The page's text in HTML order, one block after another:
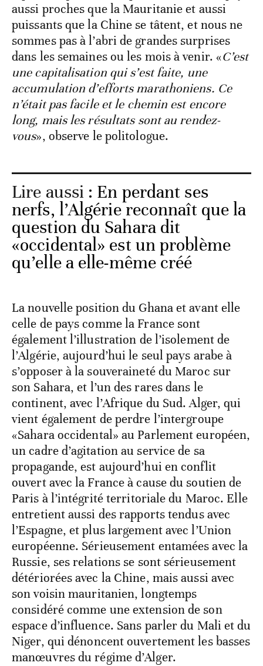
aussi proches que la Mauritanie et aussi
puissants que la Chine se tâtent, et nous ne
sommes pas à l’abri de grandes surprises
dans les semaines ou les mois à venir. «C’est
une capitalisation qui s’est faite, une
accumulation d’efforts marathoniens. Ce
n’était pas facile et le chemin est encore
long, mais les résultats sont au rendez-
vous», observe le politologue.
Lire aussi : En perdant ses
nerfs, l’Algérie reconnaît que la
question du Sahara dit
«occidental» est un problème
qu’elle a elle-même créé
La nouvelle position du Ghana et avant elle
celle de pays comme la France sont
également l’illustration de l’isolement de
l’Algérie, aujourd’hui le seul pays arabe à
s’opposer à la souveraineté du Maroc sur
son Sahara, et l’un des rares dans le
continent, avec l’Afrique du Sud. Alger, qui
vient également de perdre l’intergroupe
«Sahara occidental» au Parlement européen,
un cadre d’agitation au service de sa
propagande, est aujourd’hui en conflit
ouvert avec la France à cause du soutien de
Paris à l’intégrité territoriale du Maroc. Elle
entretient aussi des rapports tendus avec
l’Espagne, et plus largement avec l’Union
européenne. Sérieusement entamées avec la
Russie, ses relations se sont sérieusement
détériorées avec la Chine, mais aussi avec
son voisin mauritanien, longtemps
considéré comme une extension de son
espace d’influence. Sans parler du Mali et du
Niger, qui dénoncent ouvertement les basses
manœuvres du régime d’Alger.